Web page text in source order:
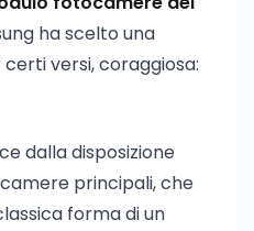
ha scelto una
versi, coraggiosa:
dalla disposizione
principali, che
forma di un